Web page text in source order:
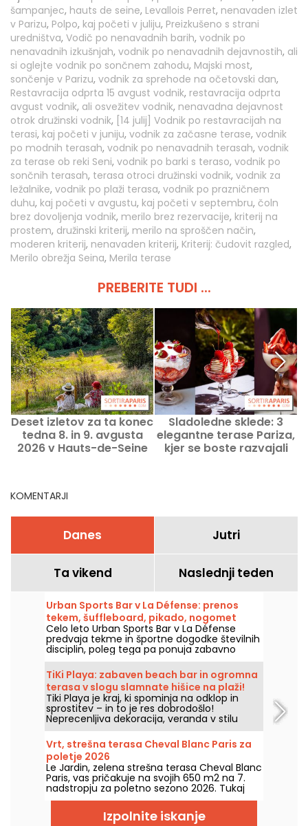
šampanjec, hauts de seine, Levallois Perret, nenavaden izlet
v Parizu, Polpo, kaj početi v juliju, Preizkušeno s strani
uredništva, Vodič po nenavadnih barih, vodnik po
nenavadnih izkušnjah, vodnik po nenavadnih dejavnostih, ali
si oglejte vodnik po sončnem zahodu, Majski most,
sončenje v Parizu, vodnik za sprehode na očetovski dan,
Restavracija odprta 15 avgust vodnik, restavracija odprta
avgust vodnik, ali osvežitev vodnik, nenavadna dejavnost
otrok družinski vodnik, [14 julij] Vodnik po restavracijah na
terasi, kaj početi v juniju, vodnik za začasne terase, vodnik
po modnih terasah, vodnik po nenavadnih terasah, vodnik
za terase ob reki Seni, vodnik po barki s teraso, vodnik po
sončnih terasah, terasa otroci družinski vodnik, vodnik za
ležalnike, vodnik po plaži terasa, vodnik po prazničnem
duhu, kaj početi v avgustu, kaj početi v septembru, čoln
brez dovoljenja vodnik, merilo brez rezervacije, kriterij na
prostem, družinski kriterij, merilo na sproščen način,
moderen kriterij, nenavaden kriterij, Kriterij: čudovit razgled,
Merilo obrežja Seina, Merila terase
PREBERITE TUDI ...
Deset izletov za ta konec
tedna 8. in 9. avgusta
2026 v Hauts-de-Seine
Sladoledne sklede: 3
elegantne terase Pariza,
kjer se boste razvajali
KOMENTARJI
Danes Jutri
Ta vikend Naslednji teden
Urban Sports Bar v La Défense: prenos
tekem, šuffleboard, pikado, nogomet
Celo leto Urban Sports Bar v La Défense
predvaja tekme in športne dogodke številnih
disciplin, poleg tega pa ponuja zabavno
ponudbo za shuffleboard, pikado, nogomet
na pet oseb in namizni tenis.
TiKi Playa: zabaven beach bar in ogromna
terasa v slogu slamnate hišice na plaži!
Tiki Playa je kraj, ki spominja na odklop in
sprostitev – in to je res dobrodošlo!
Neprecenljiva dekoracija, veranda v stilu
plažnih kočic, bambus bar, ogromna terasa
in klub v kleti... in odprto je vsak dan!
Vrt, strešna terasa Cheval Blanc Paris za
poletje 2026
Le Jardin, zelena strešna terasa Cheval Blanc
Paris, vas pričakuje na svojih 650 m2 na 7.
nadstropju za poletno sezono 2026. Tukaj
najdete svežo ponudbo Williama Béquina in
slavne ledene kupice Maxime Frédérica, od
srede do nedelje skozi celo poletje.
Izpolnite iskanje